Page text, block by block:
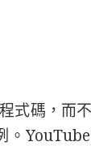
式碼，而
。